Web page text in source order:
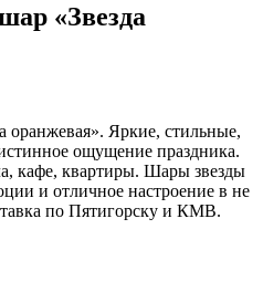
«Звезда
Яркие, стильные,
ощущение праздника.
кафе, квартиры. Шары звезды
и отличное настроение в не
по Пятигорску и КМВ.